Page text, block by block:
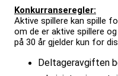
Konkurranseregler:
Aktive spillere kan spille
om de er aktive spillere
på 30 år gjelder kun for
Deltageravgiften